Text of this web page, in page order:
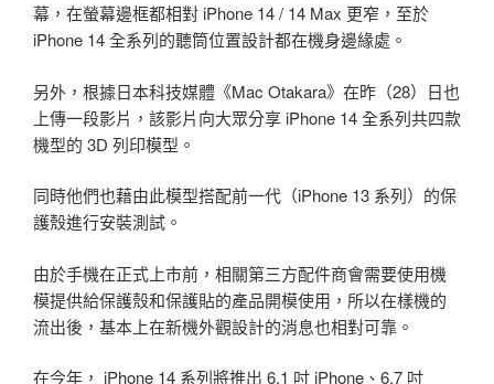
幕，在螢幕邊框都相對 iPhone 14 / 14 Max 更窄，至於
iPhone 14 全系列的聽筒位置設計都在機身邊緣處。
另外，根據日本科技媒體《Mac Otakara》在昨（28）日也
上傳一段影片，該影片向大眾分享 iPhone 14 全系列共四款
機型的 3D 列印模型。
同時他們也藉由此模型搭配前一代（iPhone 13 系列）的保
護殼進行安裝測試。
由於手機在正式上市前，相關第三方配件商會需要使用機
模提供給保護殼和保護貼的產品開模使用，所以在樣機的
流出後，基本上在新機外觀設計的消息也相對可靠。
在今年， iPhone 14 系列將推出 6.1 吋 iPhone、6.7 吋